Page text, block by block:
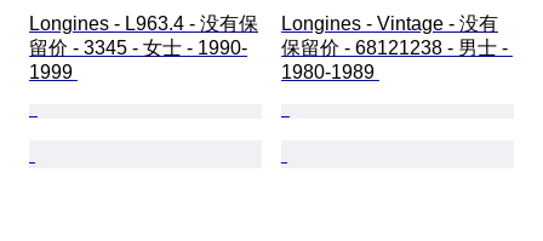
Longines - L963.4 - 没有保
留价 - 3345 - 女士 - 1990-
1999
Longines - Vintage - 没有
保留价 - 68121238 - 男士 -
1980-1989